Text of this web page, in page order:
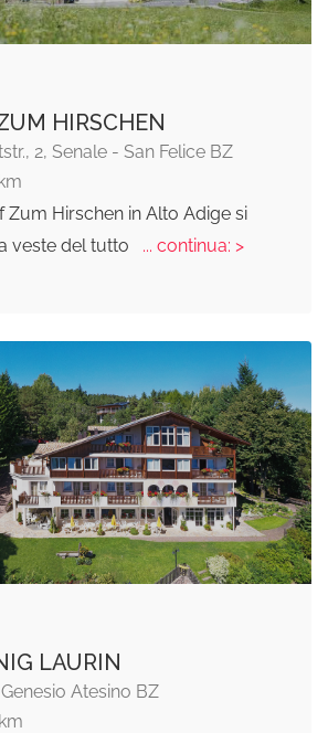
HIRSCHEN
2, Senale - San Felice BZ
Zum Hirschen in Alto Adige si
veste del tutto
... continua: >
LAURIN
Atesino BZ